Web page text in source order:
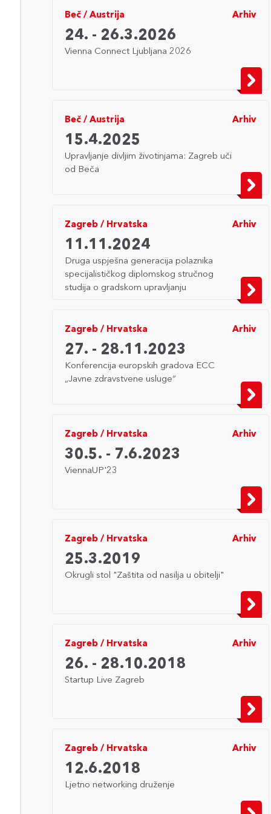
Beč / Austrija Arhiv
24. - 26.3.2026
Vienna Connect Ljubljana 2026
Beč / Austrija Arhiv
15.4.2025
Upravljanje divljim životinjama: Zagreb uči
od Beča
Zagreb / Hrvatska Arhiv
11.11.2024
Druga uspješna generacija polaznika
specijalističkog diplomskog stručnog
studija o gradskom upravljanju
Zagreb / Hrvatska Arhiv
27. - 28.11.2023
Konferencija europskih gradova ECC
„Javne zdravstvene usluge“
Zagreb / Hrvatska Arhiv
30.5. - 7.6.2023
ViennaUP'23
Zagreb / Hrvatska Arhiv
25.3.2019
Okrugli stol "Zaštita od nasilja u obitelji"
Zagreb / Hrvatska Arhiv
26. - 28.10.2018
Startup Live Zagreb
Zagreb / Hrvatska Arhiv
12.6.2018
Ljetno networking druženje